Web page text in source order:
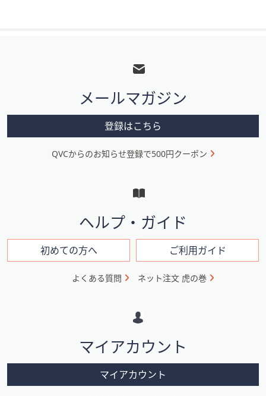
メ
ニ
ン
ン
メールマガジン
登録はこちら
QVCからのお知らせ登録で500円クーポン
ヘルプ・ガイド
初めての方へ ご利用ガイド
よくある質問 ネット注文 虎の巻
マイアカウント
マイアカウント